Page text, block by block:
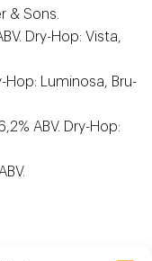
& Sons.
Dry-Hop: Vista,
Hop: Luminosa, Bru-
ABV. Dry-Hop: